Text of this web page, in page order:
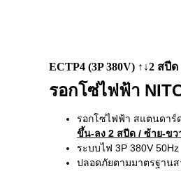
ECTP4 (3P 380V) ↑↓2 ส
รอกโซ่ไฟฟ้า
รอกโซ่ไฟฟ้า สแตนดาร์
ขึ้น-ลง 2 สปีด / ซ้าย-ขว
ระบบไฟ 3P 380V 50Hz
ปลอดภัยตามมาตรฐานส